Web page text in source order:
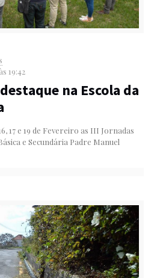
19:42
na Escola da
17 e 19 de Fevereiro as III Jornadas
e Secundária Padre Manuel